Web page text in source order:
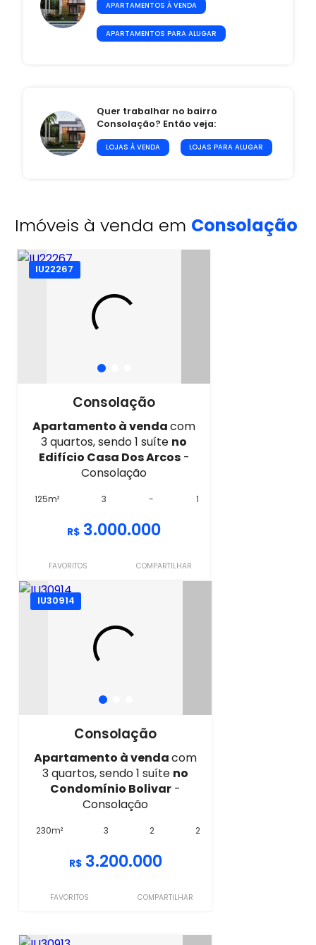
APARTAMENTOS À VENDA
APARTAMENTOS PARA ALUGAR
Quer trabalhar no bairro
Consolação? Então veja:
LOJAS À VENDA LOJAS PARA ALUGAR
Imóveis à venda em Consolação
IU22267
Consolação
Apartamento à vendacom
3 quartos, sendo 1 suíte no
Edifício Casa Dos Arcos-
Consolação
125m² 3 - 1
R$ 3.000.000
FAVORITOS COMPARTILHAR
IU30914
Consolação
Apartamento à vendacom
3 quartos, sendo 1 suíte no
Condomínio Bolivar -
Consolação
230m² 3 2 2
R$ 3.200.000
FAVORITOS COMPARTILHAR